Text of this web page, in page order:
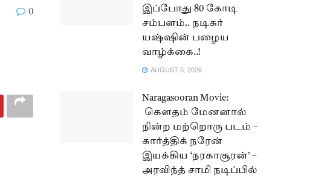
0
இப்போது 80 கோடி
சம்பளம்.. நடிகர்
யஷ்ஷின் பழைய
வாழ்க்கை..!
AUGUST 5, 2026
Naragasooran Movie:
கௌதம் மேனனால்
நின்ற மற்றொரு படம் –
கார்த்திக் நரேன்
இயக்கிய ‘நரகாசூரன்’ –
அரவிந்த் சாமி நடிப்பில்